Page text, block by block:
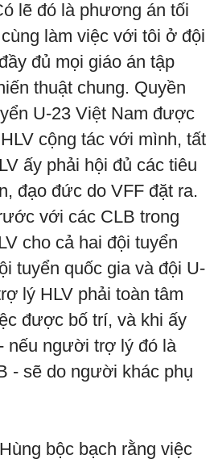
lẽ đó là phương án tối
làm việc với tôi ở đội
đủ mọi giáo án tập
thuật chung. Quyền
U-23 Việt Nam được
cộng tác với mình, tất
ấy phải hội đủ các tiêu
đạo đức do VFF đặt ra.
với các CLB trong
cho cả hai đội tuyển
tuyển quốc gia và đội U-
lý HLV phải toàn tâm
được bố trí, và khi ấy
nếu người trợ lý đó là
- sẽ do người khác phụ
bộc bạch rằng việc